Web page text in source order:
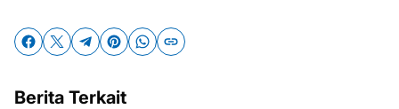
Berita Terkait